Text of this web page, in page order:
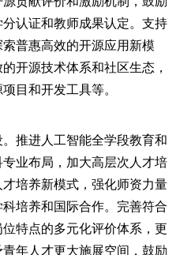
认证和教师成果认定。支持
普惠高效的开源应用新模
开源技术体系和社区生态，
目和开发工具等。
。推进人工智能全学段教育和
业布局，加大高层次人才培
培养新模式，强化师资力量
培养和国际合作。完善符合
特点的多元化评价体系，更
年人才更大施展空间，鼓励